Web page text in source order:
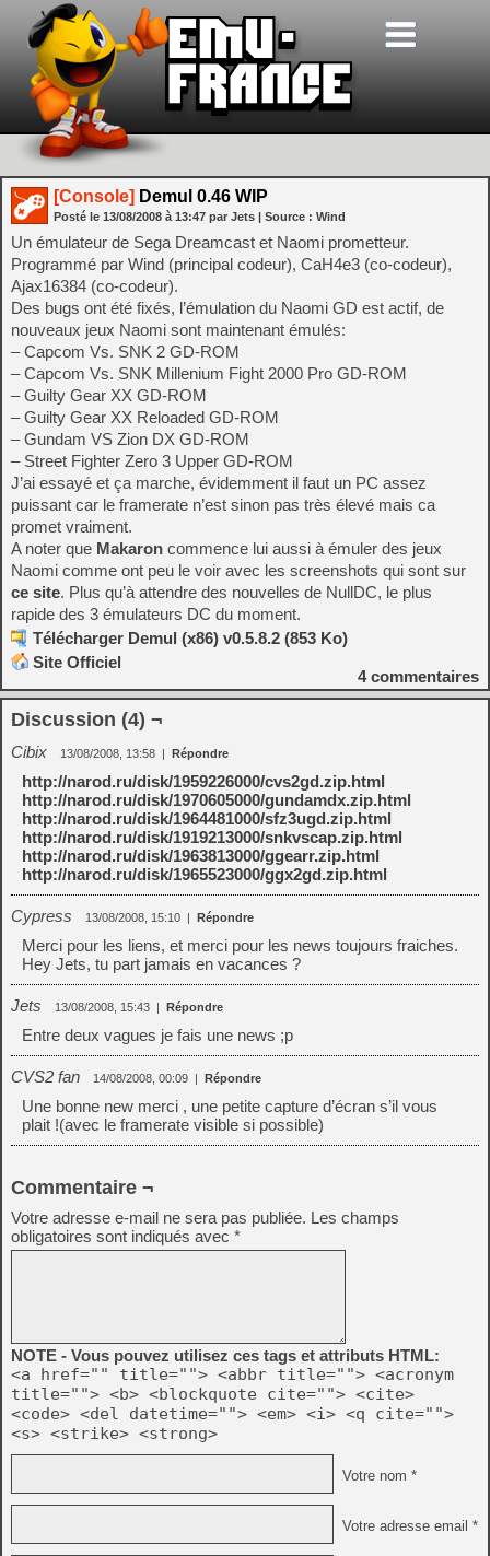
[Console] Demul 0.46 WIP
Posté le 13/08/2008 à 13:47 par Jets | Source : Wind
Un émulateur de Sega Dreamcast et Naomi prometteur.
Programmé par Wind (principal codeur), CaH4e3 (co-codeur),
Ajax16384 (co-codeur).
Des bugs ont été fixés, l’émulation du Naomi GD est actif, de
nouveaux jeux Naomi sont maintenant émulés:
– Capcom Vs. SNK 2 GD-ROM
– Capcom Vs. SNK Millenium Fight 2000 Pro GD-ROM
– Guilty Gear XX GD-ROM
– Guilty Gear XX Reloaded GD-ROM
– Gundam VS Zion DX GD-ROM
– Street Fighter Zero 3 Upper GD-ROM
J’ai essayé et ça marche, évidemment il faut un PC assez
puissant car le framerate n’est sinon pas très élevé mais ca
promet vraiment.
A noter que Makaron commence lui aussi à émuler des jeux
Naomi comme ont peu le voir avec les screenshots qui sont sur
ce site. Plus qu’à attendre des nouvelles de NullDC, le plus
rapide des 3 émulateurs DC du moment.
Télécharger Demul (x86) v0.5.8.2 (853 Ko)
Site Officiel
4commentaires
Discussion (4) ¬
Cibix 13/08/2008, 13:58 | Répondre
http://narod.ru/disk/1959226000/cvs2gd.zip.html
http://narod.ru/disk/1970605000/gundamdx.zip.html
http://narod.ru/disk/1964481000/sfz3ugd.zip.html
http://narod.ru/disk/1919213000/snkvscap.zip.html
http://narod.ru/disk/1963813000/ggearr.zip.html
http://narod.ru/disk/1965523000/ggx2gd.zip.html
Cypress 13/08/2008, 15:10 | Répondre
Merci pour les liens, et merci pour les news toujours fraiches.
Hey Jets, tu part jamais en vacances ?
Jets 13/08/2008, 15:43 | Répondre
Entre deux vagues je fais une news ;p
CVS2 fan 14/08/2008, 00:09 | Répondre
Une bonne new merci , une petite capture d’écran s’il vous
plait !(avec le framerate visible si possible)
Commentaire ¬
Votre adresse e-mail ne sera pas publiée. Les champs
obligatoires sont indiqués avec *
NOTE - Vous pouvez utilisez ces tags et attributs HTML:
<a href="" title=""> <abbr title=""> <acronym
title=""> <b> <blockquote cite=""> <cite>
<code> <del datetime=""> <em> <i> <q cite="">
<s> <strike> <strong>
Votre nom *
Votre adresse email *